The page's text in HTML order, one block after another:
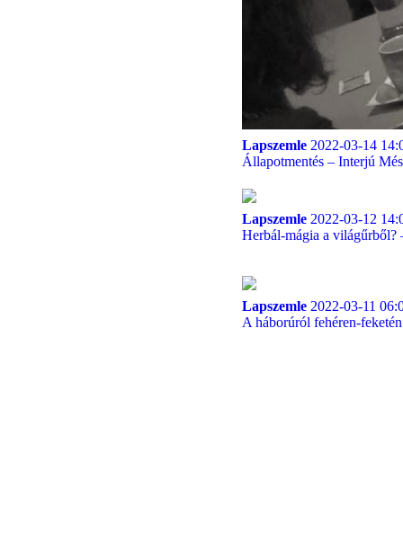
Lapszemle 2022-03-14
Állapotmentés – Interjú
Lapszemle 2022-03-12
Herbál-mágia a
Lapszemle 2022-03-11
A háborúról fehéren-